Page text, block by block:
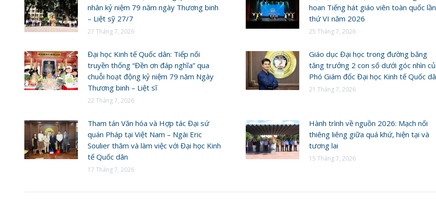
nhân kỷ niệm 79 năm ngày Thương binh
– Liệt sỹ 27/7
27 Tháng 7, 2026
hoan Tiếng hát giáo viên toàn quốc lần
thứ VI năm 2026
25 Tháng 7, 2026
Đại học Kinh tế Quốc dân: Tiếp nối
truyền thống “Đền ơn đáp nghĩa” qua
chuỗi hoạt động kỷ niệm 79 năm Ngày
Thương binh – Liệt sĩ
22 Tháng 7, 2026
Giáo dục Đại học trong đường băng
tăng trưởng 2 con số dưới góc nhìn
Phó Giám đốc Đại học Kinh tế Quốc
21 Tháng 7, 2026
Tham tán Văn hóa và Hợp tác Đại sứ
quán Pháp tại Việt Nam – Ngài Eric
Soulier thăm và làm việc với Đại học Kinh
tế Quốc dân
17 Tháng 7, 2026
Hành trình về nguồn 2026: Mạch nối
thiêng liêng giữa quá khứ, hiện tại và
tương lai
15 Tháng 7, 2026